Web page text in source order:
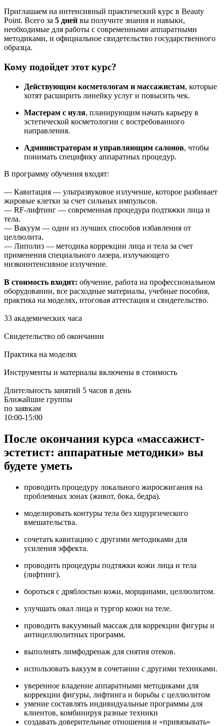
Приглашаем на интенсивный практический курс в Beauty
Point. Всего за 5 дней вы получите знания и навыки,
необходимые для работы с современными аппаратными
методиками, и официальное свидетельство государственного
образца.
Кому подойдет этот курс?
Действующим косметологам и массажистам, которые
хотят расширить линейку услуг и повысить чек.
Мастерам с нуля, планирующим начать карьеру в
эстетической косметологии с востребованного
направления.
Администраторам и управляющим салонов, чтобы
понимать специфику аппаратных процедур.
В программу обучения входят:
— Кавитация — ультразвуковое излучение, которое разбивает
жировые клетки за счет сильных импульсов.
— RF-лифтинг — современная процедура подтяжки лица и
тела.
— Вакуум — один из лучших способов избавления от
целлюлита.
— Липолиз — методика коррекции лица и тела за счет
применения специального лазера, излучающего
низкоинтенсивное излучение.
В стоимость входит: обучение, работа на профессиональном
оборудовании, все расходные материалы, учебные пособия,
практика на моделях, итоговая аттестация и свидетельство.
33 академических часа
Свидетельство об окончании
Практика на моделях
Инструменты и материалы включены в стоимость
Длительность занятий 5 часов в день
Ближайшие группы
по заявкам
10:00-15:00
После окончания курса «массажист-
эстетист: аппаратные методики» вы
будете уметь
проводить процедуру локального жиросжигания на
проблемных зонах (живот, бока, бедра).
моделировать контуры тела без хирургического
вмешательства.
сочетать кавитацию с другими методиками для
усиления эффекта.
проводить процедуры подтяжки кожи лица и тела
(лифтинг).
бороться с дряблостью кожи, морщинами, целлюлитом.
улучшать овал лица и тургор кожи на теле.
проводить вакуумный массаж для коррекции фигуры и
антицеллюлитных программ.
выполнять лимфодренаж для снятия отеков.
использовать вакуум в сочетании с другими техниками.
уверенное владение аппаратными методиками для
коррекции фигуры, лифтинга и борьбы с целлюлитом
умение составлять индивидуальные программы для
клиентов, комбинируя разные техники
создавать доверительные отношения и «привязывать»